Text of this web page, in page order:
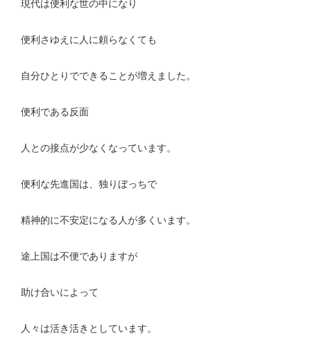
現代は便利な世の中になり
便利さゆえに人に頼らなくても
自分ひとりでできることが増えました。
便利である反面
人との接点が少なくなっています。
便利な先進国は、独りぼっちで
精神的に不安定になる人が多くいます。
途上国は不便でありますが
助け合いによって
人々は活き活きとしています。